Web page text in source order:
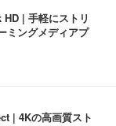
| 手軽にストリ
ミングメディアプ
| 4Kの高画質スト